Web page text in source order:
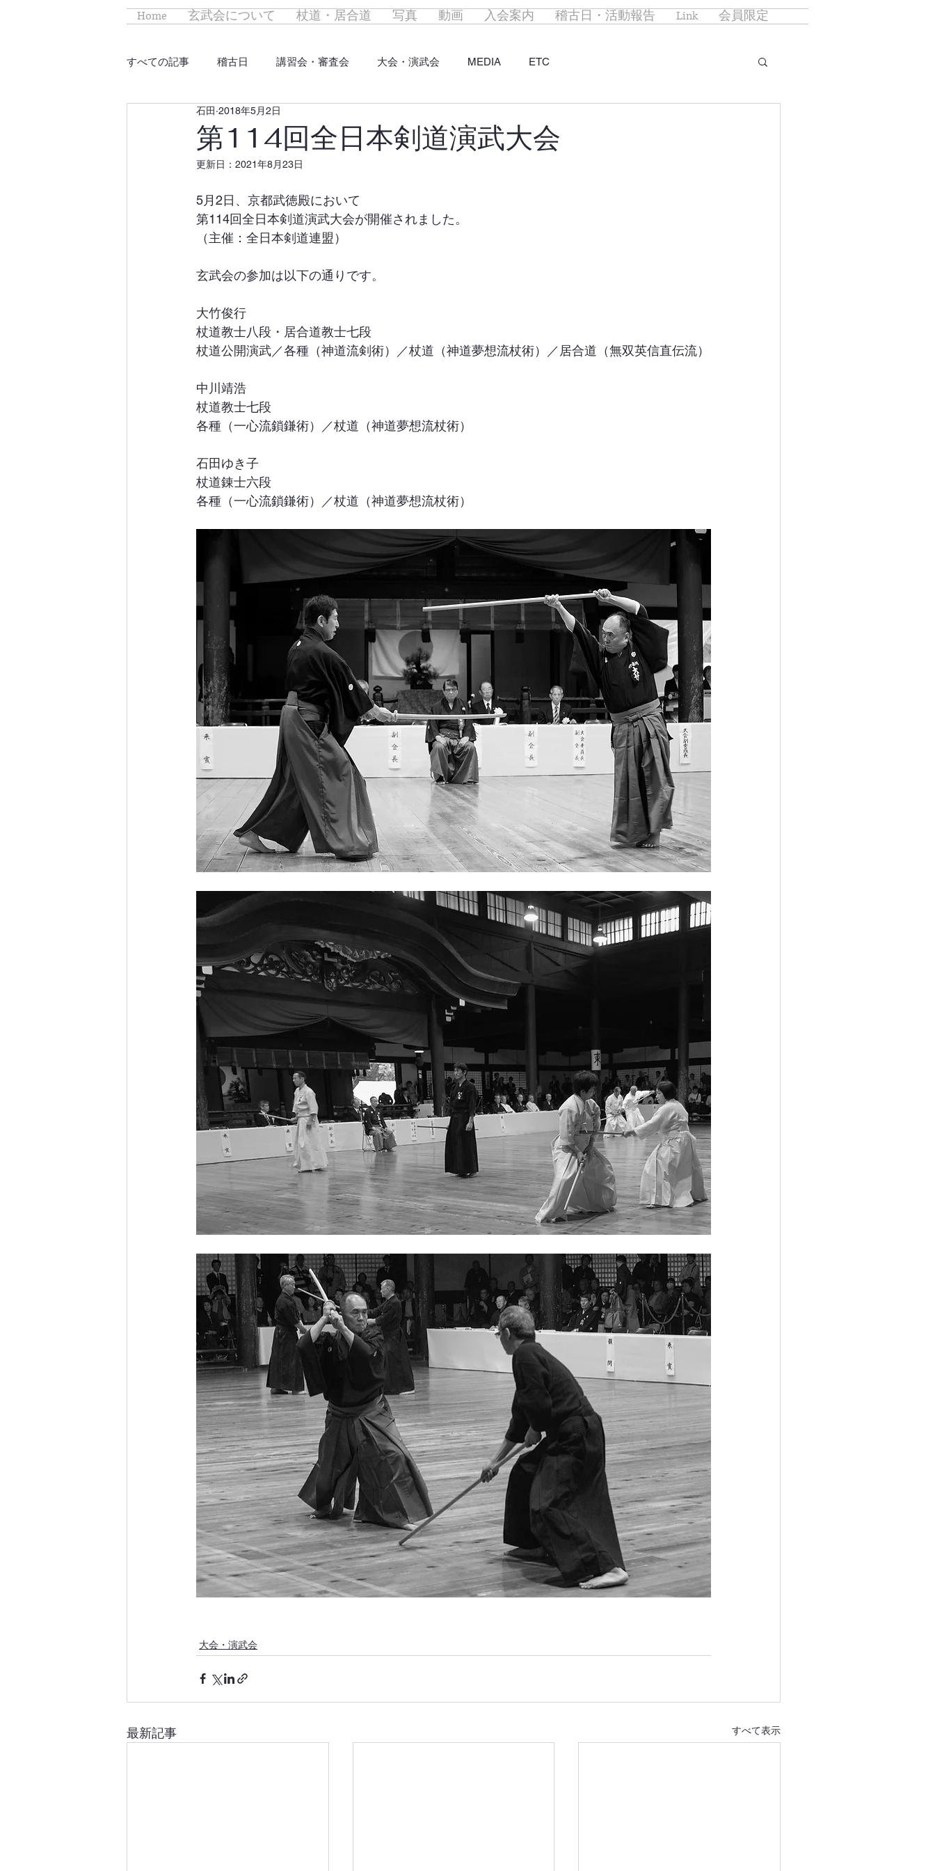
Home 玄武会について 杖道・居合道 写真 動画 入会案内 稽古日・活動報告 Link 会員限定
すべての記事 稽古日 講習会・審査会 大会・演武会 MEDIA ETC
第114回全日本剣道演武大会
石田 2018年5月2日
更新日： 2021年8月23日
5月2日、京都武徳殿において
第114回全日本剣道演武大会が開催されました。
（主催：全日本剣道連盟）
玄武会の参加は以下の通りです。
大竹俊行
杖道教士八段・居合道教士七段
杖道公開演武／各種（神道流剣術）／杖道（神道夢想流杖術）／居合道（無双英信直伝流）
中川靖浩
杖道教士七段
各種（一心流鎖鎌術）／杖道（神道夢想流杖術）
石田ゆき子
杖道錬士六段
各種（一心流鎖鎌術）／杖道（神道夢想流杖術）
大会・演武会
最新記事 すべて表示